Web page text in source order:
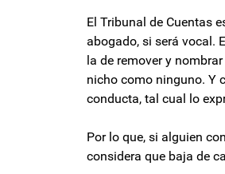
El Tribunal de Cuentas
abogado, si será vocal.
la de remover y
nicho como ninguno. Y
conducta, tal cual lo
Por lo que, si alguien
considera que baja de